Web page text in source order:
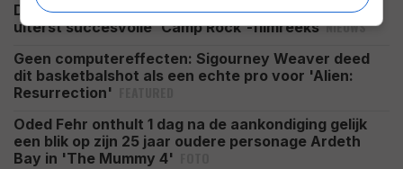
Disney+ pakt binnenkort uit met de derde film in de
uiterst succesvolle 'Camp Rock'-filmreeksNIEUWS
Geen computereffecten: Sigourney Weaver deed
dit basketbalshot als een echte pro voor 'Alien:
Resurrection'
Oded Fehr onthult 1 dag na de aankondiging gelijk
een blik op zijn 25 jaar oudere personage Ardeth
Bay in 'The Mummy 4'